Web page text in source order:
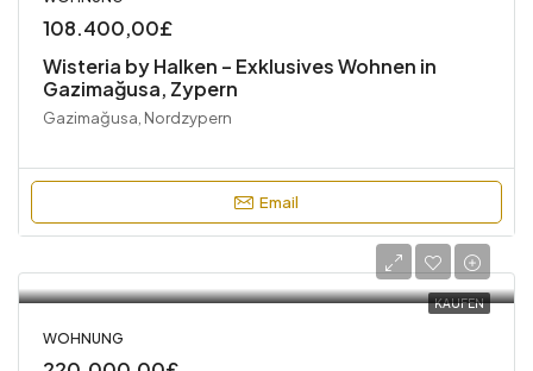
108.400,00£
Wisteria by Halken – Exklusives Wohnen in
Gazimağusa, Zypern
Gazimağusa, Nordzypern
Email
KAUFEN
WOHNUNG